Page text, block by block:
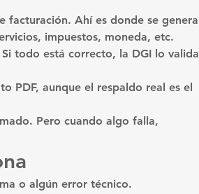
facturación. Ahí es donde se genera
impuestos, moneda, etc.
todo está correcto, la DGI lo valida
PDF, aunque el respaldo real es el
Pero cuando algo falla,
o algún error técnico.